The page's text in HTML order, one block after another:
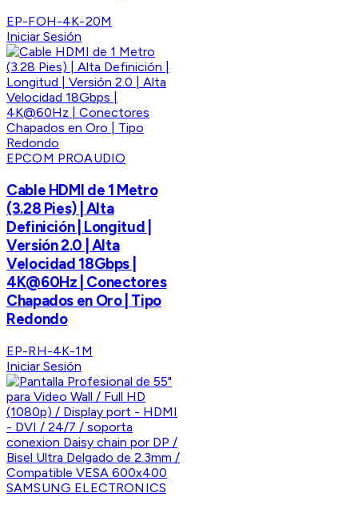
EP-FOH-4K-20M
Iniciar Sesión
EPCOM PROAUDIO
Cable HDMI de 1 Metro
(3.28 Pies) | Alta
Definición | Longitud |
Versión 2.0 | Alta
Velocidad 18Gbps |
4K@60Hz | Conectores
Chapados en Oro | Tipo
Redondo
EP-RH-4K-1M
Iniciar Sesión
SAMSUNG ELECTRONICS